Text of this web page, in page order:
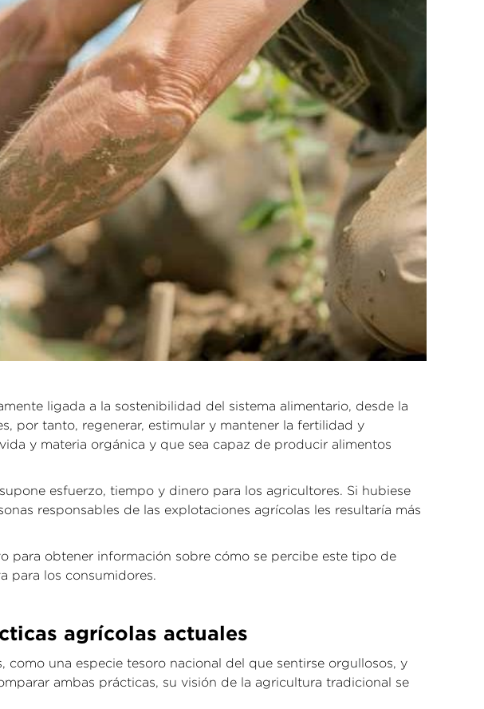
ligada a la sostenibilidad del sistema alimentario, desde la
por tanto, regenerar, estimular y mantener la fertilidad y
y materia orgánica y que sea capaz de producir alimentos
esfuerzo, tiempo y dinero para los agricultores. Si hubiese
responsables de las explotaciones agrícolas les resultaría más
para obtener información sobre cómo se percibe este tipo de
para los consumidores.
agrícolas actuales
una especie tesoro nacional del que sentirse orgullosos, y
ambas prácticas, su visión de la agricultura tradicional se